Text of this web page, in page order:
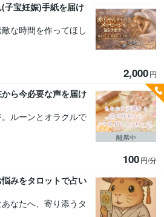
子宝妊娠)手紙を届け
な時間を作ってほし
2,000円
ら今必要な声を届け
ルーンとオラクルで
100円/分
離席中
みをタロットで占い
なたへ、寄り添うタ